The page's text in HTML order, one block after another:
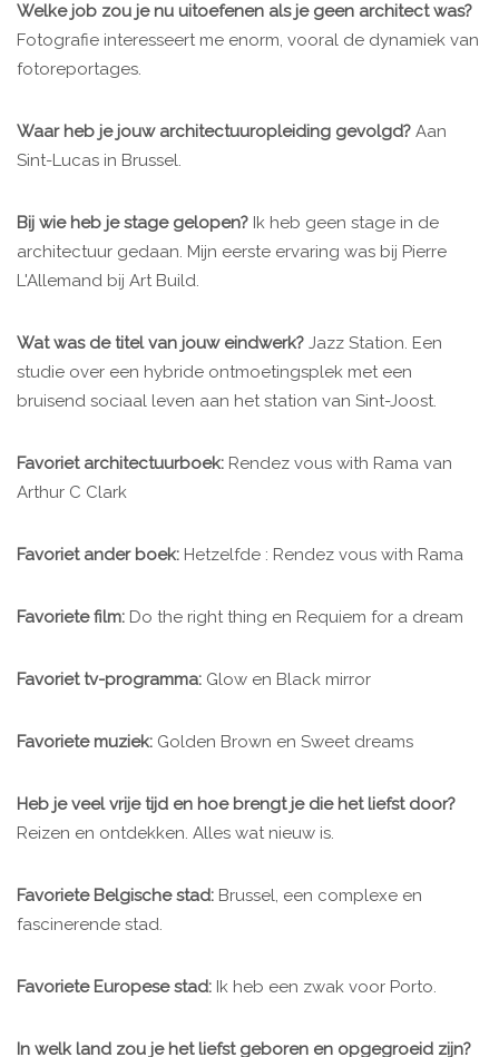
Welke job zou je nu uitoefenen als je geen architect was?
Fotografie interesseert me enorm, vooral de dynamiek van
fotoreportages.
Waar heb je jouw architectuuropleiding gevolgd? Aan
Sint-Lucas in Brussel.
Bij wie heb je stage gelopen? Ik heb geen stage in de
architectuur gedaan. Mijn eerste ervaring was bij Pierre
L'Allemand bij Art Build.
Wat was de titel van jouw eindwerk? Jazz Station. Een
studie over een hybride ontmoetingsplek met een
bruisend sociaal leven aan het station van Sint-Joost.
Favoriet architectuurboek: Rendez vous with Rama van
Arthur C Clark
Favoriet ander boek: Hetzelfde : Rendez vous with Rama
Favoriete film: Do the right thing en Requiem for a dream
Favoriet tv-programma: Glow en Black mirror
Favoriete muziek: Golden Brown en Sweet dreams
Heb je veel vrije tijd en hoe brengt je die het liefst door?
Reizen en ontdekken. Alles wat nieuw is.
Favoriete Belgische stad: Brussel, een complexe en
fascinerende stad.
Favoriete Europese stad: Ik heb een zwak voor Porto.
In welk land zou je het liefst geboren en opgegroeid zijn?